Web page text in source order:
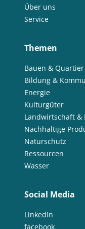
Über uns
Service
Themen
Bauen & Quartier
Bildung &
Energie
Kulturgüter
Landwirtschaft &
Nachhaltige
Naturschutz
Ressourcen
Wasser
Social Media
LinkedIn
facebook